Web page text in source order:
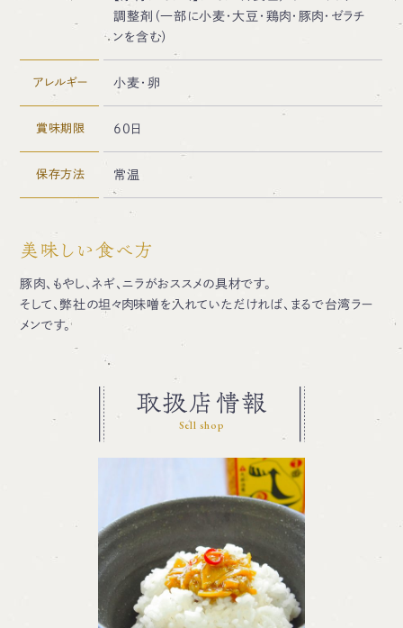
調整剤（一部に小麦・大豆・鶏肉・豚肉・ゼラチ
ンを含む）
アレルギー 小麦・卵
賞味期限 60日
保存方法 常温
美味しい食べ方
豚肉、もやし、ネギ、ニラがおススメの具材です。
そして、弊社の坦々肉味噌を入れていただければ、まるで台湾ラー
メンです。
取扱店情報
Sell shop